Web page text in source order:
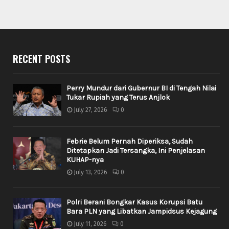
RECENT POSTS
Perry Mundur dari Gubernur BI di Tengah Nilai
Tukar Rupiah yang Terus Anjlok
July 27, 2026 0
Febrie Belum Pernah Diperiksa, Sudah
Ditetapkan Jadi Tersangka, Ini Penjelasan
KUHAP-nya
July 13, 2026 0
Polri Berani Bongkar Kasus Korupsi Batu
Bara PLN yang Libatkan Jampidsus Kejagung
July 11, 2026 0